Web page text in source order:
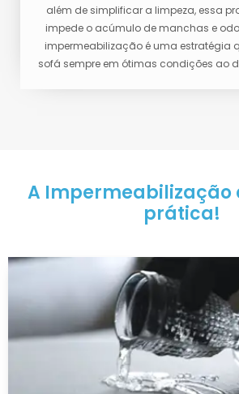
além de simplificar a limpeza, essa
impede o acúmulo de manchas e
impermeabilização é uma estratégia
sofá sempre em ótimas condições ao
A Impermeabilização
prática!